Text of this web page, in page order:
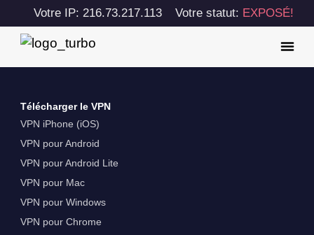
Votre IP: 216.73.217.113 Votre statut: EXPOSÉ!
Télécharger le VPN
VPN iPhone (iOS)
VPN pour Android
VPN pour Android Lite
VPN pour Mac
VPN pour Windows
VPN pour Chrome